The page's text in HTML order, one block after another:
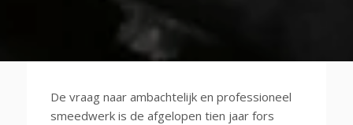
De vraag naar ambachtelijk en professioneel
smeedwerk is de afgelopen tien jaar fors